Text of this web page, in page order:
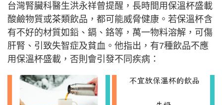
台灣腎臟科醫生洪永祥曾提醒，長時間用保溫杯盛載
酸鹼物質或茶類飲品，都可能威脅健康。若保溫杯含
有不好的材質如鉛、鎘、鉻等，萬一物料溶解，可傷
肝腎、引致失智症及貧血。他指出，有7種飲品不應
用保溫杯盛載，否則會引發不同疾病：